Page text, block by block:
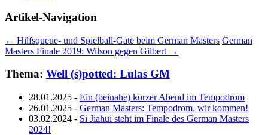
Artikel-Navigation
← Hilfsqueue- und Spielball-Gate beim German Masters German
Masters Finale 2019: Wilson gegen Gilbert →
Thema: Well (s)potted: Lulas GM
28.01.2025 - Ein (beinahe) kurzer Abend im Tempodrom
26.01.2025 - German Masters: Tempodrom, wir kommen!
03.02.2024 - Si Jiahui steht im Finale des German Masters
2024!